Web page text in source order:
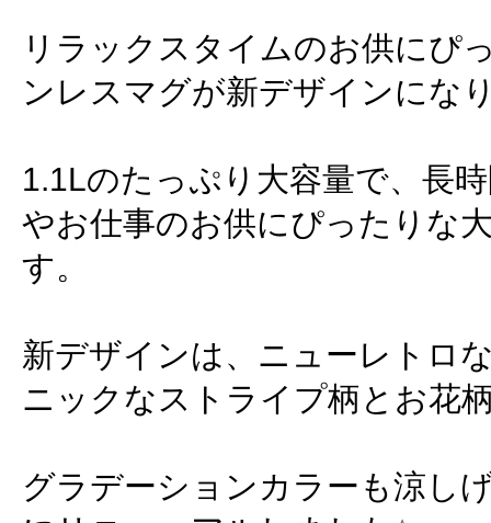
リラックスタイムのお供にぴ
ンレスマグが新デザインにな
1.1Lのたっぷり大容量で、長
やお仕事のお供にぴったりな
す。
新デザインは、ニューレトロ
ニックなストライプ柄とお花
グラデーションカラーも涼し